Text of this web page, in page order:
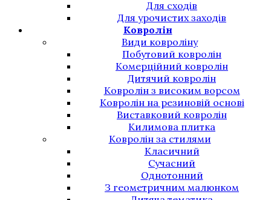
Для сходів
Для урочистих заходів
Ковролін
Види ковроліну
Побутовий ковролін
Комерційний ковролін
Дитячий ковролін
Ковролін з високим ворсом
Ковролін на резиновій основі
Виставковий ковролін
Килимова плитка
Ковролін за стилями
Класичний
Сучасний
Однотонний
З геометричним малюнком